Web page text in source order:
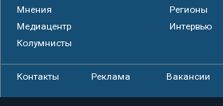
Мнения
Регионы
Медиацентр
Интервью
Колумнисты
Контакты Реклама Вакансии